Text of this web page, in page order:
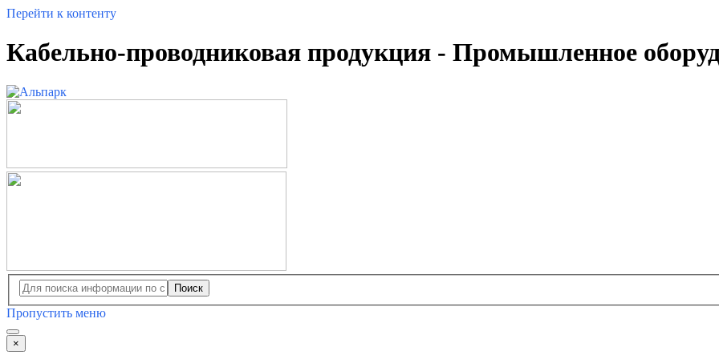
Перейти к контенту
Кабельно-проводниковая продукция - Промышленное
Поиск
Пропустить меню
×